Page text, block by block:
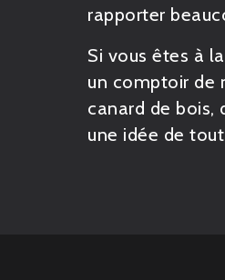
rapporter
Si vous êtes à
un comptoir de
canard de bois,
une idée de